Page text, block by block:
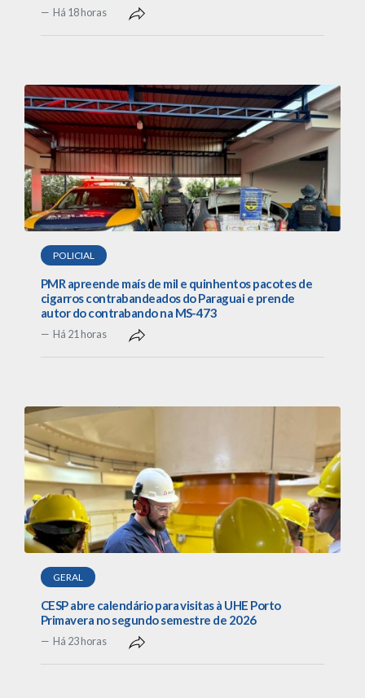
Há 18 horas
POLICIAL
PMR apreende maís de mil e quinhentos pacotes de
cigarros contrabandeados do Paraguai e prende
autor do contrabando na MS-473
Há 21 horas
GERAL
CESP abre calendário para visitas à UHE Porto
Primavera no segundo semestre de 2026
Há 23 horas